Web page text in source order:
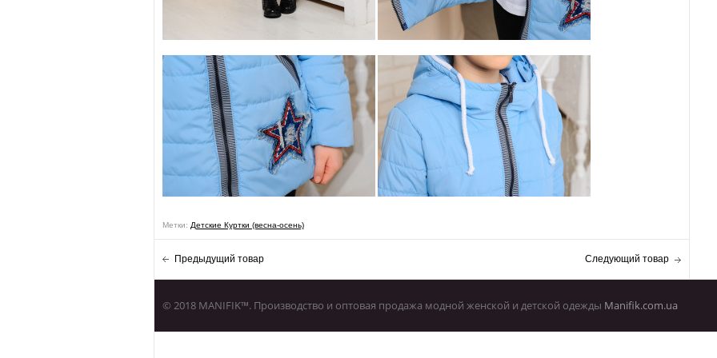
Метки: Детские Куртки (весна-осень)
Предыдущий товар Следующий товар
© 2018 MANIFIK™. Производство и оптовая продажа модной женской и детской одежды Manifik.com.ua